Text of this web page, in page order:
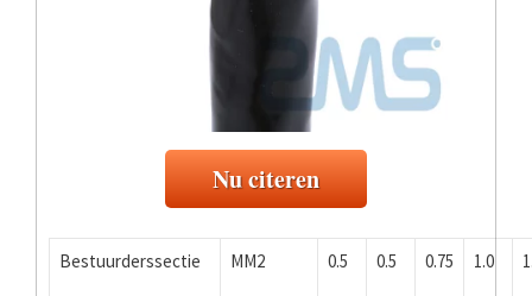
Nu citeren
Bestuurderssectie MM2 0.5 0.5 0.75 1.0